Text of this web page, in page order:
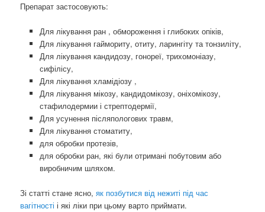
Препарат застосовують:
Для лікування ран , обмороження і глибоких опіків,
Для лікування гаймориту, отиту, ларингіту та тонзиліту,
Для лікування кандидозу, гонореї, трихомоніазу,
сифілісу,
Для лікування хламідіозу ,
Для лікування мікозу, кандидомікозу, оніхомікозу,
стафилодермии і стрептодермії,
Для усунення післяпологових травм,
Для лікування стоматиту,
для обробки протезів,
для обробки ран, які були отримані побутовим або
виробничим шляхом.
Зі статті стане ясно,як позбутися від нежиті під час
вагітностіі які ліки при цьому варто приймати.